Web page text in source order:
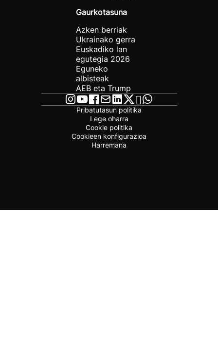
Gaurkotasuna
Azken berriak
Ukrainako gerra
Euskadiko lan
egutegia 2026
Eguneko
albisteak
AEB eta Trump
Pribatutasun politika
Lege oharra
Cookie politika
Cookieen konfigurazioa
Harremana